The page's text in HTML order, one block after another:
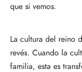
que si vemos.
La cultura del reino
revés. Cuando la
familia, esta es